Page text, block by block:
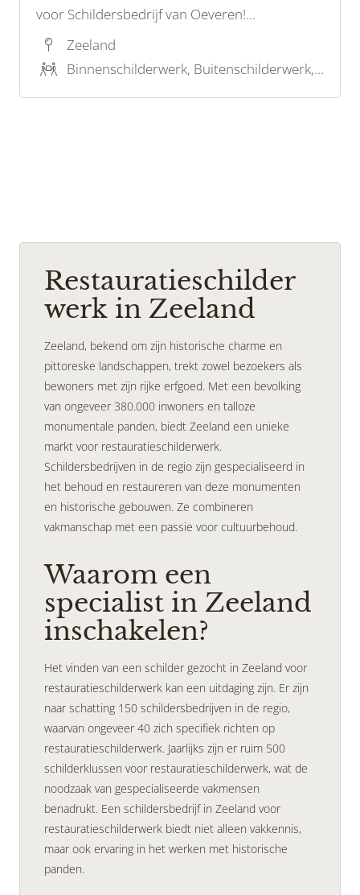
voor Schildersbedrijf van Oeveren!
Vakmanschap, precisie en kwaliteit voor
prachtige resultaten binnen en buiten uw
Zeeland
Binnenschilderwerk, Buitenschilderwerk, Restauratieschilderwerk, Reiniging en onderhoud
Restauratieschilder
werk in Zeeland
Zeeland, bekend om zijn historische charme en
pittoreske landschappen, trekt zowel bezoekers als
bewoners met zijn rijke erfgoed. Met een bevolking
van ongeveer 380.000 inwoners en talloze
monumentale panden, biedt Zeeland een unieke
markt voor restauratieschilderwerk.
Schildersbedrijven in de regio zijn gespecialiseerd in
het behoud en restaureren van deze monumenten
en historische gebouwen. Ze combineren
vakmanschap met een passie voor cultuurbehoud.
Waarom een
specialist in Zeeland
inschakelen?
Het vinden van een schilder gezocht in Zeeland voor
restauratieschilderwerk kan een uitdaging zijn. Er zijn
naar schatting 150 schildersbedrijven in de regio,
waarvan ongeveer 40 zich specifiek richten op
restauratieschilderwerk. Jaarlijks zijn er ruim 500
schilderklussen voor restauratieschilderwerk, wat de
noodzaak van gespecialiseerde vakmensen
benadrukt. Een schildersbedrijf in Zeeland voor
restauratieschilderwerk biedt niet alleen vakkennis,
maar ook ervaring in het werken met historische
panden.